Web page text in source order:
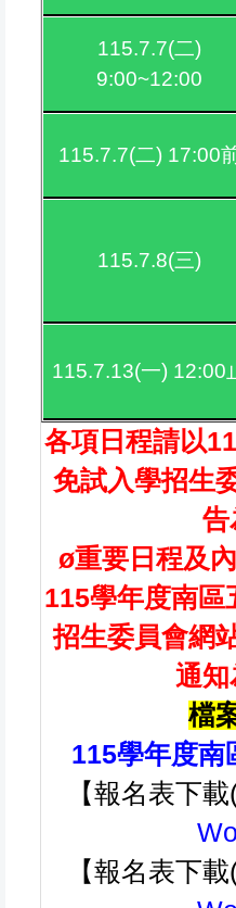
115.7.7(二)
9:00~12:00
115.7.7(二) 17:00
115.7.8(三)
115.7.13(一) 12:00
各項日程請以
免試入學招生
告
ø重要日程及
115學年度南區
招生委員會網
通知
檔
115學年度南
【報名表下
【報名表下